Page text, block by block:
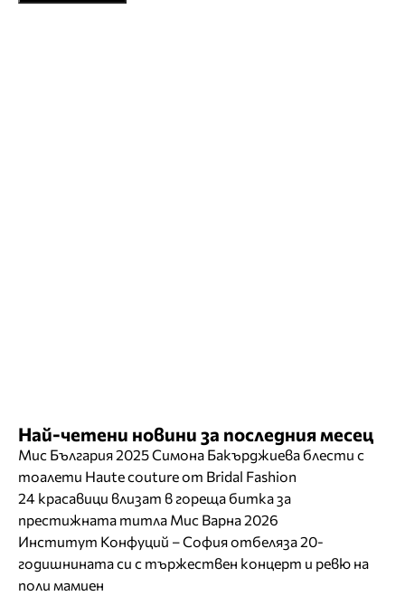
Най-четени новини за последния месец
Мис България 2025 Симона Бакърджиева блести с
тоалети Haute couture от Bridal Fashion
24 красавици влизат в гореща битка за
престижната титла Мис Варна 2026
Институт Конфуций – София отбеляза 20-
годишнината си с тържествен концерт и ревю на
поли мамиен